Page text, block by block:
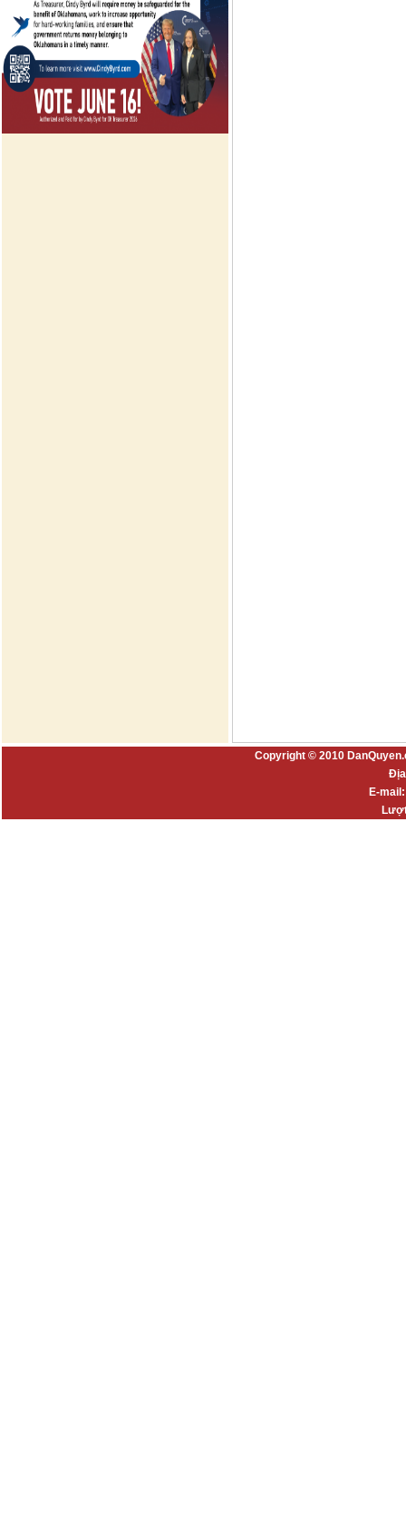
Copyright © 2010
E-